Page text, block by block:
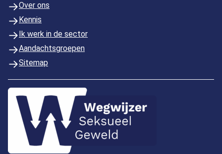
Over ons
Kennis
Ik werk in de sector
Aandachtsgroepen
Sitemap